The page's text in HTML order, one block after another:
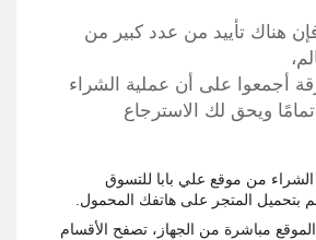
هناك تأييد من عدد كبير من
أجمعوا على أن عملية الشراء
ويحق لك الاسترجاع
من موقع علي بابا للتسوق
بتحميل المتجر على هاتفك المحمول.
مباشرة من الجهاز، تصفح الأقسام